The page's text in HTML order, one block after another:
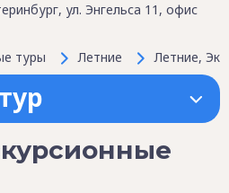
ул. Энгельса 11, офис
туры Летние Летние,